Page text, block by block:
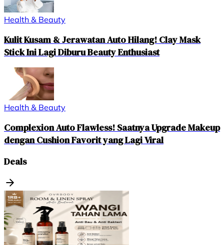
Health & Beauty
Kulit Kusam & Jerawatan Auto Hilang! Clay Mask
Stick Ini Lagi Diburu Beauty Enthusiast
Health & Beauty
Complexion Auto Flawless! Saatnya Upgrade Makeup
dengan Cushion Favorit yang Lagi Viral
Deals